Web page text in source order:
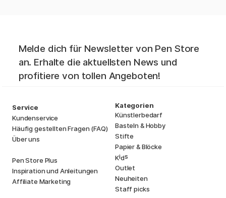
Melde dich für Newsletter von Pen Store
an. Erhalte die aktuellsten News und
profitiere von tollen Angeboten!
Service
Kundenservice
Häufig gestellten Fragen (FAQ)
Über uns
Pen Store Plus
Inspiration und Anleitungen
Affiliate Marketing
Kategorien
Künstlerbedarf
Basteln & Hobby
Stifte
Papier & Blöcke
Kids
Outlet
Neuheiten
Staff picks